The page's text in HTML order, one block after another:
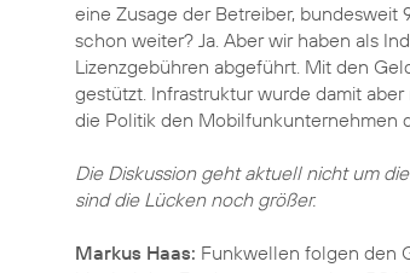
eine Zusage der Betreiber,
schon weiter? Ja. Aber wir haben als
Lizenzgebühren abgeführt. Mit den
gestützt. Infrastruktur wurde damit
die Politik den Mobilfunkunternehmen
Die Diskussion geht aktuell nicht um
sind die Lücken noch größer.
Markus Haas: Funkwellen folgen den